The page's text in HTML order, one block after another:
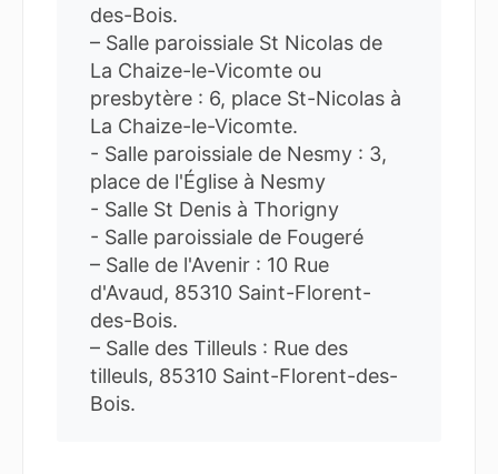
des-Bois.
– Salle paroissiale St Nicolas de
La Chaize-le-Vicomte ou
presbytère : 6, place St-Nicolas à
La Chaize-le-Vicomte.
- Salle paroissiale de Nesmy : 3,
place de l'Église à Nesmy
- Salle St Denis à Thorigny
- Salle paroissiale de Fougeré
– Salle de l'Avenir : 10 Rue
d'Avaud, 85310 Saint-Florent-
des-Bois.
– Salle des Tilleuls : Rue des
tilleuls, 85310 Saint-Florent-des-
Bois.